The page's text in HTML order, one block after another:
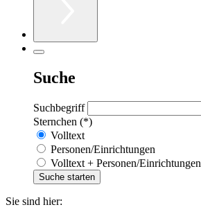
Suche
Suchbegriff
Sternchen (*)
Volltext
Personen/Einrichtungen
Volltext + Personen/Einrichtungen
Sie sind hier: